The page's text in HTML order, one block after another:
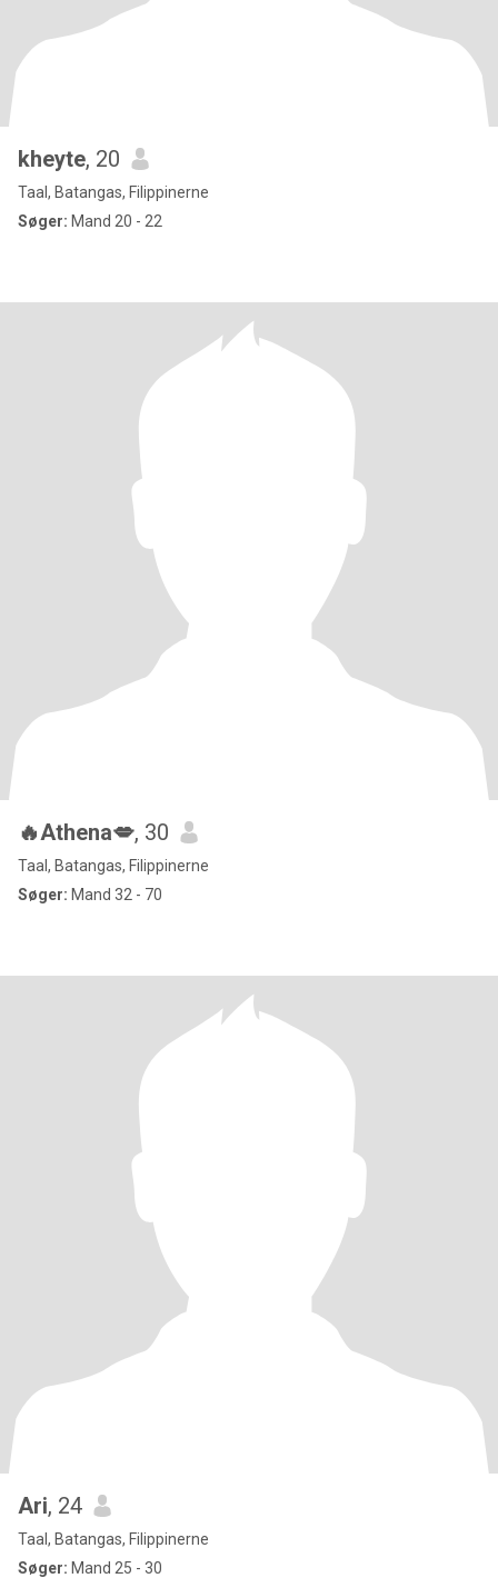
kheyte, 20
Taal, Batangas, Filippinerne
Søger: Mand 20 - 22
🔥Athena💋, 30
Taal, Batangas, Filippinerne
Søger: Mand 32 - 70
Ari, 24
Taal, Batangas, Filippinerne
Søger: Mand 25 - 30